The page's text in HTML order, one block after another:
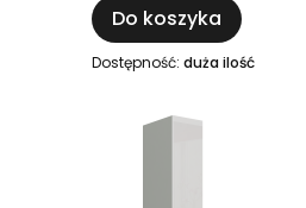
Do koszyka
Dostępność: duża ilość